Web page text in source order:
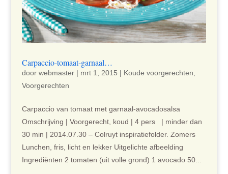
Carpaccio-tomaat-garnaal…
door webmaster| mrt 1, 2015 | Koude voorgerechten
Voorgerechten
Carpaccio van tomaat met garnaal-avocadosalsa
Omschrijving | Voorgerecht, koud | 4 pers | minder dan
30 min | 2014.07.30 – Colruyt inspiratiefolder. Zomers
Lunchen, fris, licht en lekker Uitgelichte afbeelding
Ingrediënten 2 tomaten (uit volle grond) 1 avocado 50...